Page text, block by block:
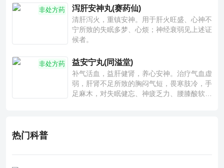
非处方药 泻肝安神丸(赛药仙)
清肝泻火，重镇安神。用于肝火旺盛、心神不
宁所致的失眠多梦、心烦；神经衰弱见上述证
候者。
非处方药 益安宁丸(同溢堂)
补气活血，益肝健肾，养心安神。治疗气血虚
弱，肝肾不足所致的胸闷气短，畏寒肢冷，手
足麻木，对失眠健忘、神疲乏力、腰膝酸软也
热门科普